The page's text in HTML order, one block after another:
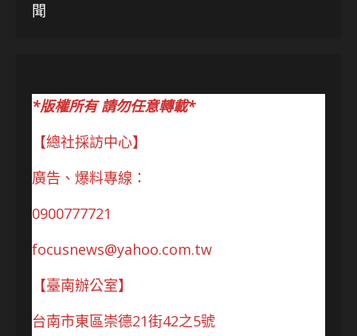
聞
*版權所有 請勿任意轉載*
【總社採訪中心】
廣告、爆料專線：
0900777721
focusnews@yahoo.com.tw
【臺南辦公室】
台南市東區崇德21街42之5號